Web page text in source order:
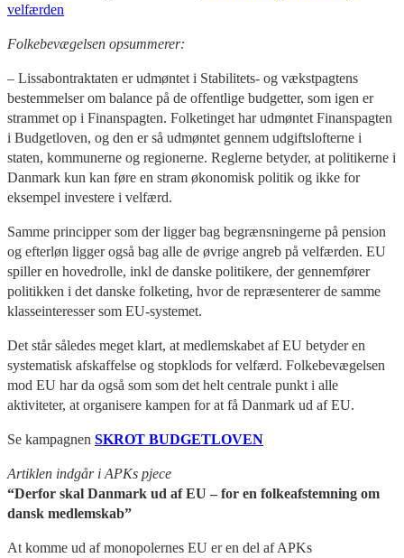
velfærden
Folkebevægelsen opsummerer:
– Lissabontraktaten er udmøntet i Stabilitets- og vækstpagtens
bestemmelser om balance på de offentlige budgetter, som igen er
strammet op i Finanspagten. Folketinget har udmøntet Finanspagten
i Budgetloven, og den er så udmøntet gennem udgiftslofterne i
staten, kommunerne og regionerne. Reglerne betyder, at politikerne i
Danmark kun kan føre en stram økonomisk politik og ikke for
eksempel investere i velfærd.
Samme principper som der ligger bag begrænsningerne på pension
og efterløn ligger også bag alle de øvrige angreb på velfærden. EU
spiller en hovedrolle, inkl de danske politikere, der gennemfører
politikken i det danske folketing, hvor de repræsenterer de samme
klasseinteresser som EU-systemet.
Det står således meget klart, at medlemskabet af EU betyder en
systematisk afskaffelse og stopklods for velfærd. Folkebevægelsen
mod EU har da også som som det helt centrale punkt i alle
aktiviteter, at organisere kampen for at få Danmark ud af EU.
Se kampagnen SKROT BUDGETLOVEN
Artiklen indgår i APKs pjece
“Derfor skal Danmark ud af EU – for en folkeafstemning om
dansk medlemskab”
At komme ud af monopolernes EU er en del af APKs